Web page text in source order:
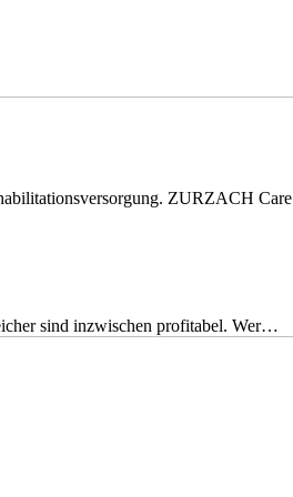
ZURZACH
sind inzwischen profitabel. Wer…